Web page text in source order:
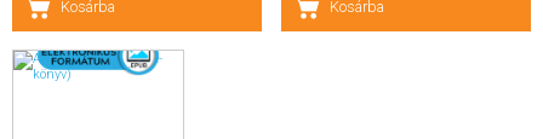
Kosárba Kosárba